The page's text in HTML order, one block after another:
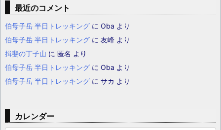
最近のコメント
伯母子岳 半日トレッキング に Oba より
伯母子岳 半日トレッキング に 友峰 より
揖斐の丁子山 に 匿名 より
伯母子岳 半日トレッキング に Oba より
伯母子岳 半日トレッキング に サカ より
カレンダー